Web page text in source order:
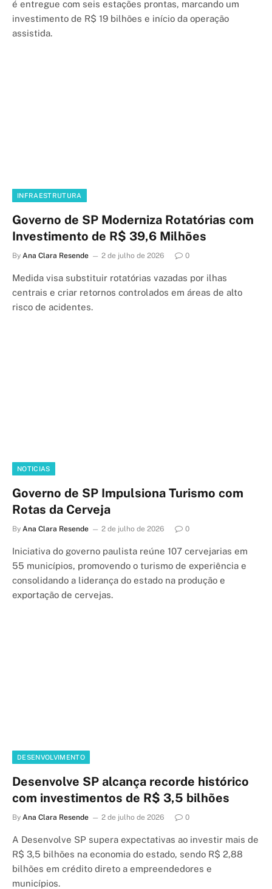
é entregue com seis estações prontas, marcando um
investimento de R$ 19 bilhões e início da operação
assistida.
INFRAESTRUTURA
Governo de SP Moderniza Rotatórias com
Investimento de R$ 39,6 Milhões
By Ana Clara Resende 2 de julho de 2026 0
Medida visa substituir rotatórias vazadas por ilhas
centrais e criar retornos controlados em áreas de alto
risco de acidentes.
NOTICIAS
Governo de SP Impulsiona Turismo com
Rotas da Cerveja
By Ana Clara Resende 2 de julho de 2026 0
Iniciativa do governo paulista reúne 107 cervejarias em
55 municípios, promovendo o turismo de experiência e
consolidando a liderança do estado na produção e
exportação de cervejas.
DESENVOLVIMENTO
Desenvolve SP alcança recorde histórico
com investimentos de R$ 3,5 bilhões
By Ana Clara Resende 2 de julho de 2026 0
A Desenvolve SP supera expectativas ao investir mais de
R$ 3,5 bilhões na economia do estado, sendo R$ 2,88
bilhões em crédito direto a empreendedores e
municípios.